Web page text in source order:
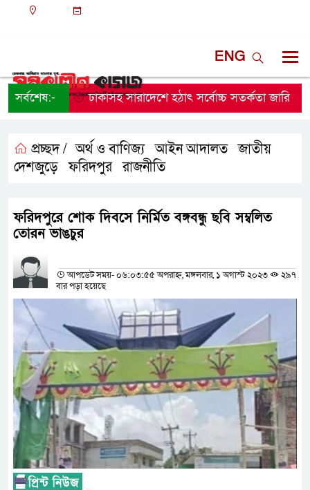
ENG
সর্বশেষ:- ঢাকাসহ সারাদেশে হঠাৎ সর্বোচ্চ সতর্কতা জা‌রি
প্রচ্ছদ / অর্থ ও বাণিজ্য ,আইন আদালত ,জাতীয়
দেশজুড়ে ,ফরিদপুর ,রাজনীতি
ফরিদপুরে শোক দিবসে নির্মিত বঙ্গবন্ধু ছবি সম্বলিত
তোরন ভাঙচুর
আপডেট সময়- ০৬:০৩:৫৫ অপরাহ্ন, মঙ্গলবার, ১ অগাস্ট ২০২৩
২৯৭
বার পড়া হয়েছে